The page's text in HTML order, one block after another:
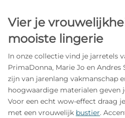
Vier je
mooiste lingerie
In onze collectie vind je jarretels
PrimaDonna, Marie Jo en Andres
zijn van jarenlang vakmanschap
hoogwaardige materialen geven
Voor een echt wow-effect draag
met een vrouwelijk bustier.